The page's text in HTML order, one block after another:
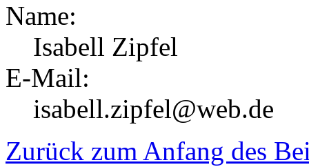
Name:
Isabell Zipfel
E-Mail:
isabell.zipfel@web.de
Zurück zum Anfang des